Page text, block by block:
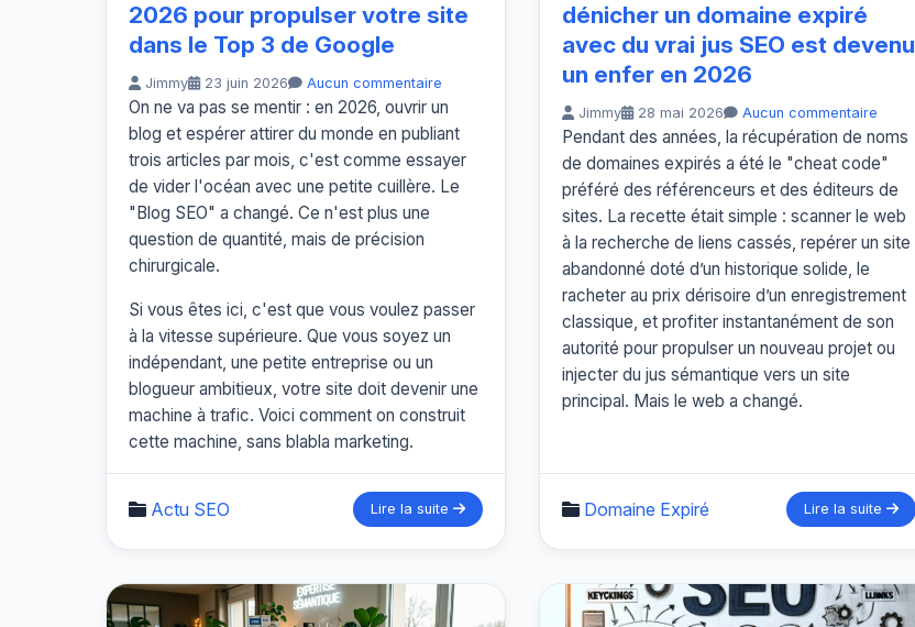
2026 pour propulser votre site
dans le Top 3 de Google
Jimmy 23 juin 2026 Aucun commentaire
On ne va pas se mentir : en 2026, ouvrir un
blog et espérer attirer du monde en publiant
trois articles par mois, c'est comme essayer
de vider l'océan avec une petite cuillère. Le
"Blog SEO" a changé. Ce n'est plus une
question de quantité, mais de précision
chirurgicale.
Si vous êtes ici, c'est que vous voulez passer
à la vitesse supérieure. Que vous soyez un
indépendant, une petite entreprise ou un
blogueur ambitieux, votre site doit devenir une
machine à trafic. Voici comment on construit
cette machine, sans blabla marketing.
Actu SEO Lire la suite
dénicher un domaine expiré
avec du vrai jus SEO est devenu
un enfer en 2026
Jimmy 28 mai 2026 Aucun commentaire
Pendant des années, la récupération de noms
de domaines expirés a été le "cheat code"
préféré des référenceurs et des éditeurs de
sites. La recette était simple : scanner le web
à la recherche de liens cassés, repérer un site
abandonné doté d’un historique solide, le
racheter au prix dérisoire d’un enregistrement
classique, et profiter instantanément de son
autorité pour propulser un nouveau projet ou
injecter du jus sémantique vers un site
principal. Mais le web a changé.
Domaine Expiré Lire la suite